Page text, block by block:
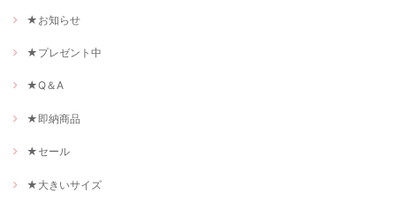
★お知らせ
★プレゼント中
★Q＆A
★即納商品
★セール
★大きいサイズ